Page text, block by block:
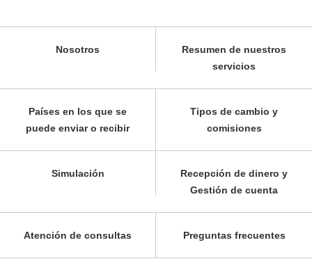
Nosotros
Resumen de nuestros
servicios
Países en los que se
puede enviar o recibir
Tipos de cambio y
comisiones
Simulación
Recepción de dinero y
Gestión de cuenta
Atención de consultas Preguntas frecuentes